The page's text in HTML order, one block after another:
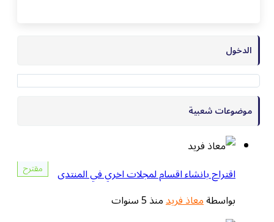
الدخول
موضوعات شعبية
مقترح
اقتراح بانشاء اقسام لمجلات اخري في المنتدى
بواسطةمعاذ فريدمنذ 5 سنوات